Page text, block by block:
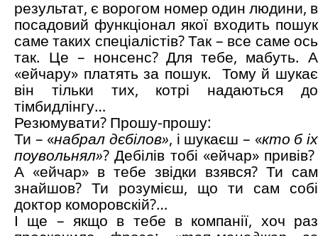
результат, є ворогом номер один людини, в
посадовий функціонал якої входить пошук
саме таких спеціалістів? Так – все саме ось
так. Це – нонсенс? Для тебе, мабуть. А
«ейчару» платять за пошук. Тому й шукає
він тільки тих, котрі надаються до
тімбидлінгу…
Резюмувати? Прошу-прошу:
Ти – «набрал дєбілов», і шукаєш – «кто б іх
поувольнял»? Дебілів тобі «ейчар» привів?
А «ейчар» в тебе звідки взявся? Ти сам
знайшов? Ти розумієш, що ти сам собі
доктор коморовскій?…
І ще – якщо в тебе в компанії, хоч раз